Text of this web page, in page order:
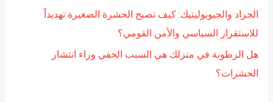
الجراد والجيوبوليتيك: كيف تصبح الحشرة الصغيرة تهديداً
للاستقرار السياسي والأمن القومي؟
هل الرطوبة في منزلك هي السبب الخفي وراء انتشار
الحشرات؟